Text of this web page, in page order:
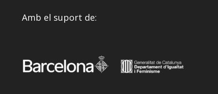
Amb el suport de: